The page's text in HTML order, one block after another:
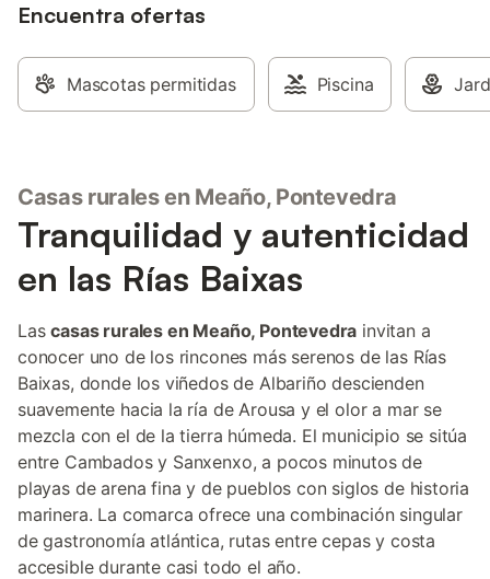
Encuentra ofertas
Mascotas permitidas Piscina
Casas rurales en Meaño, Pontevedra
Tranquilidad y autenticidad
en las Rías Baixas
Lascasas rurales en Meaño, Pontevedra invitan a
conocer uno de los rincones más serenos de las Rías
Baixas, donde los viñedos de Albariño descienden
suavemente hacia la ría de Arousa y el olor a mar se
mezcla con el de la tierra húmeda. El municipio se sitúa
entre Cambados y Sanxenxo, a pocos minutos de
playas de arena fina y de pueblos con siglos de historia
marinera. La comarca ofrece una combinación singular
de gastronomía atlántica, rutas entre cepas y costa
accesible durante casi todo el año.